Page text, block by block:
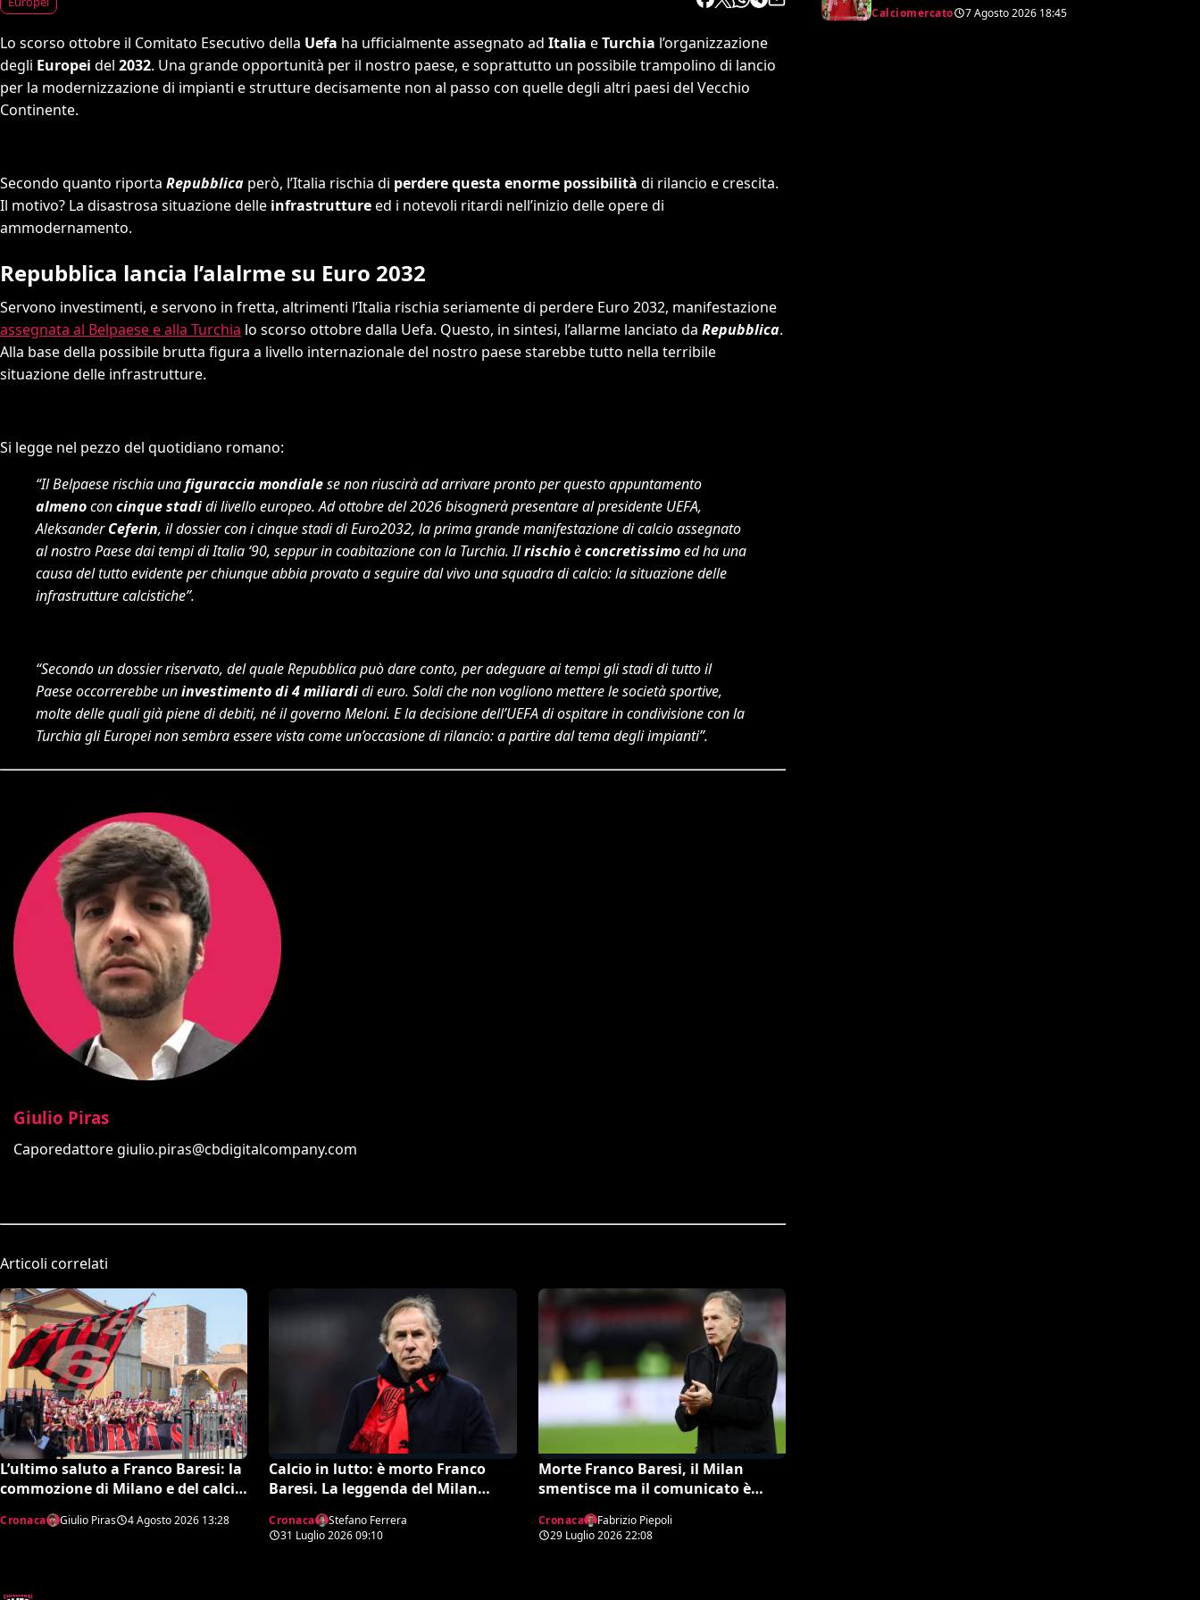
Lo scorso ottobre il Comitato Esecutivo della Uefa ha ufficialmente assegnato ad Italia eTurchia l’organizzazione
degli Europei del 2032. Una grande opportunità per il nostro paese, e soprattutto un possibile trampolino di lancio
per la modernizzazione di impianti e strutture decisamente non al passo con quelle degli altri paesi del Vecchio
Continente.
Secondo quanto riporta Repubblica però, l’Italia rischia di perdere questa enorme possibilità di rilancio e crescita.
Il motivo? La disastrosa situazione delle infrastruttureed i notevoli ritardi nell’inizio delle opere di
ammodernamento.
Repubblica lancia l’alalrme su Euro 2032
Servono investimenti, e servono in fretta, altrimenti l’Italia rischia seriamente di perdere Euro 2032, manifestazione
assegnata al Belpaese e alla Turchia lo scorso ottobre dalla Uefa. Questo, in sintesi, l’allarme lanciato da Repubblica.
Alla base della possibile brutta figura a livello internazionale del nostro paese starebbe tutto nella terribile
situazione delle infrastrutture.
Si legge nel pezzo del quotidiano romano:
“Il Belpaese rischia unafiguraccia mondialese non riuscirà ad arrivare pronto per questo appuntamento
almenoconcinque stadidi livello europeo. Ad ottobre del 2026 bisognerà presentare al presidente UEFA,
AleksanderCeferin, il dossier con i cinque stadi di Euro2032, la prima grande manifestazione di calcio assegnato
al nostro Paese dai tempi di Italia ‘90, seppur in coabitazione con la Turchia. Ilrischioèconcretissimoed ha una
causa del tutto evidente per chiunque abbia provato a seguire dal vivo una squadra di calcio: la situazione delle
infrastrutture calcistiche”.
“Secondo un dossier riservato, del quale Repubblica può dare conto, per adeguare ai tempi gli stadi di tutto il
Paese occorrerebbe uninvestimento di 4 miliardidi euro. Soldi che non vogliono mettere le società sportive,
molte delle quali già piene di debiti, né il governo Meloni. E la decisione dell’UEFA di ospitare in condivisione con la
Turchia gli Europei non sembra essere vista come un’occasione di rilancio: a partire dal tema degli impianti”.
Giulio Piras
Caporedattoregiulio.piras@cbdigitalcompany.com
Articoli correlati
L’ultimo saluto a Franco Baresi: la
commozione di Milano e del calcio
Cronaca Giulio Piras 4 Agosto 2026 13:28
Calcio in lutto: è morto Franco
Baresi. La leggenda del Milan
Cronaca
Stefano Ferrera
31 Luglio 202609:10
Morte Franco Baresi, il Milan
smentisce ma il comunicato è
Cronaca
Fabrizio Piepoli
29 Luglio 202622:08
modulo
Calciomercato 7 Agosto 2026 18:45